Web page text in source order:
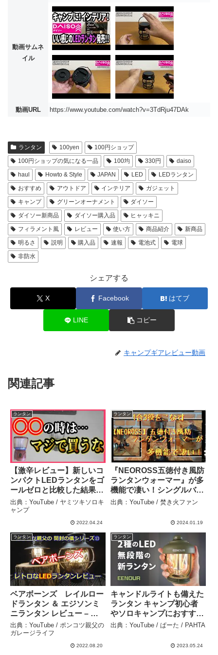
動画サムネ
イル
動画URL https://www.youtube.com/watch?v=3TdRju47DAk
ランタン 100yen
100円ショップ
100円ショップの気になる一品
100均 330円
daiso
haul
Howto & Style JAPAN LED
LEDランタン
おすすめ
アウトドア インテリア
ガジェット
キャンプ
グリーンオーナメント
ダイソー
ダイソー新商品
ダイソー購入品
ヒャッキニ
フィラメント風
レビュー 使い方 商品紹介
新商品
明るさ
説明 購入品 速報 電池式
電球
非防水
シェアする
X Facebook はてブ
LINE コピー
キャンプギアレビュー動画
関連記事
ランタン
【激辛レビュー】新しいコ
ンパクトLEDランタンをゴ
ールゼロと比較した結果…
– ヤミツキソロキャンプ
出典：YouTube / ヤミツキソロキ
ャンプ
2022.04.24
ランタン
『NEOROSS五徳付き風防
ランタンウォーマー』が多
機能で凄い！シングルバー
ナーとオイルランタンとア
を徹底検証 【キャンプギ
– 焚き火ファン
出典：YouTube / 焚き火ファン
2024.01.19
ランタン
ベアボーンズ レイルロー
ドランタン ＆ エジソンミ
ニランタン レビュー – ポ
ンコツ親父のガレージライ
フ
出典：YouTube / ポンコツ親父の
ガレージライフ
2022.08.20
ランタン
キャンドルライトも備えた
ランタン キャンプ初心者
やソロキャンプにおすすめ
のキャンプ道具 新商品
SB6620の紹介 – ぱーた /
出典：YouTube / ぱーた / PAHTA
2023.05.24